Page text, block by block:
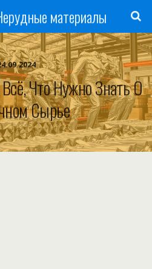
материалы
Что Нужно Знать О
Сырье